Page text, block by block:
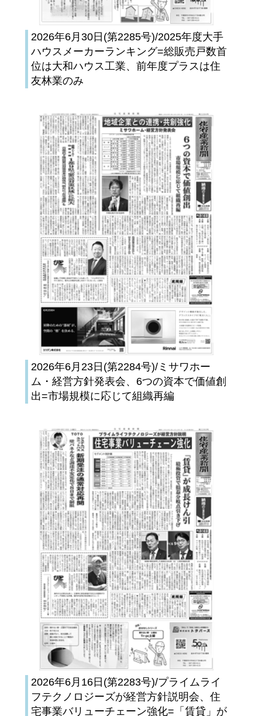
2026年6月30日(第2285号)/2025年度大手
ハウスメーカーランキング=総販売戸数首
位は大和ハウス工業、前年度プラスは住
友林業のみ
2026年6月23日(第2284号)/ミサワホー
ム・経営方針発表会、6つの資本で価値創
出=市場規模に応じて組織再編
2026年6月16日(第2283号)/プライムライ
フテクノロジーズが経営方針説明会、住
宅事業バリューチェーン強化=「賃貸」が